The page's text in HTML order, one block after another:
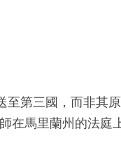
至第三國，而非其
在馬里蘭州的法庭